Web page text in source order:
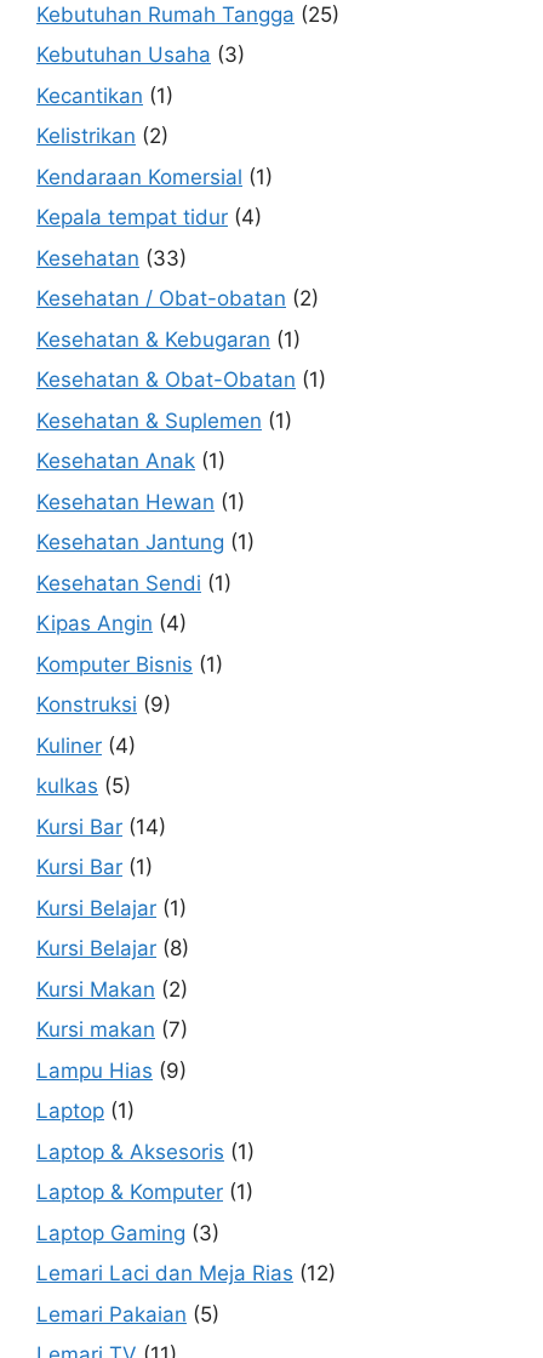
Kebutuhan Rumah Tangga (25)
Kebutuhan Usaha (3)
Kecantikan (1)
Kelistrikan (2)
Kendaraan Komersial (1)
Kepala tempat tidur (4)
Kesehatan (33)
Kesehatan / Obat-obatan (2)
Kesehatan & Kebugaran (1)
Kesehatan & Obat-Obatan (1)
Kesehatan & Suplemen (1)
Kesehatan Anak (1)
Kesehatan Hewan (1)
Kesehatan Jantung (1)
Kesehatan Sendi (1)
Kipas Angin (4)
Komputer Bisnis (1)
Konstruksi (9)
Kuliner (4)
kulkas (5)
Kursi Bar (14)
Kursi Bar (1)
Kursi Belajar (1)
Kursi Belajar (8)
Kursi Makan (2)
Kursi makan (7)
Lampu Hias (9)
Laptop (1)
Laptop & Aksesoris (1)
Laptop & Komputer (1)
Laptop Gaming (3)
Lemari Laci dan Meja Rias (12)
Lemari Pakaian (5)